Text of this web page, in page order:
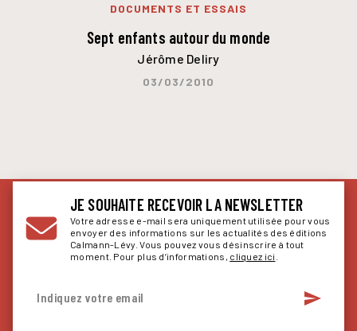
DOCUMENTS ET ESSAIS
Sept enfants autour du monde
Jérôme Deliry
03/03/2010
JE SOUHAITE RECEVOIR LA NEWSLETTER
Votre adresse e-mail sera uniquement utilisée pour vous
envoyer des informations sur les actualités des éditions
Calmann-Lévy. Vous pouvez vous désinscrire à tout
moment. Pour plus d’informations, cliquez ici
Indiquez votre email send